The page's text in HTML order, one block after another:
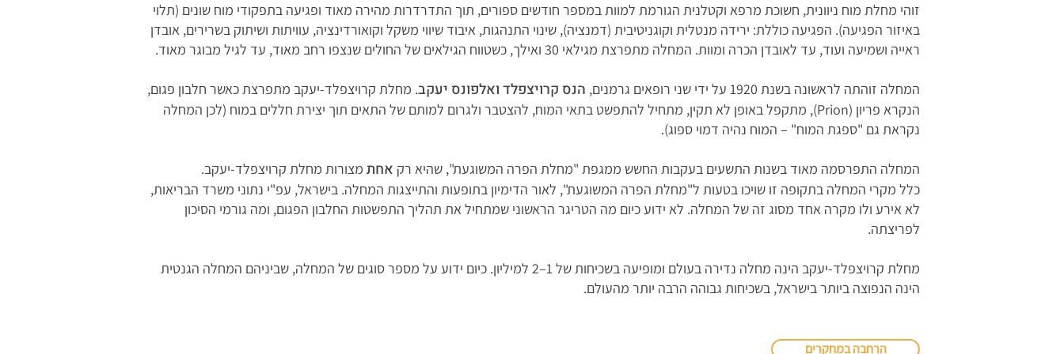
זוהי מחלת מוח ניוונית, חשוכת מרפא וקטלנית הגורמת למוות במספר חודשים ספורים, תוך התדרדרות מהירה מאוד ופגיעה בתפקודי מוח שונים (תלוי
באיזור הפגיעה). הפגיעה כוללת: ירידה מנטלית וקוגניטיבית (דמנציה), שינוי התנהגות, איבוד שיווי משקל וקואורדינציה, עוויתות ושיתוק בשרירים, אובדן
ראייה ושמיעה ועוד, עד לאובדן הכרה ומוות. המחלה מתפרצת מגילאי 30 ואילך, כשטווח הגילאים של החולים שנצפו רחב מאוד, עד לגיל מבוגר מאוד.
המחלה זוהתה לראשונה בשנת 1920 על ידי שני רופאים גרמנים, הנס קרויצפלד ואלפונס יעקב. מחלת קרויצפלד-יעקב מתפרצת כאשר חלבון פגום,
הנקרא פריון (Prion), מתקפל באופן לא תקין, מתחיל להתפשט בתאי המוח, להצטבר ולגרום למותם של התאים תוך יצירת חללים במוח (לכן המחלה
נקראת גם "ספגת המוח" – המוח נהיה דמוי ספוג).
המחלה התפרסמה מאוד בשנות התשעים בעקבות החשש ממגפת "מחלת הפרה המשוגעת", שהיא רק אחת מצורות מחלת קרויצפלד-יעקב.
כלל מקרי המחלה בתקופה זו שויכו בטעות ל"מחלת הפרה המשוגעת", לאור הדימיון בתופעות והתייצגות המחלה. בישראל, עפ"י נתוני משרד הבריאות,
לא אירע ולו מקרה אחד מסוג זה של המחלה. לא ידוע כיום מה הטריגר הראשוני שמתחיל את תהליך התפשטות החלבון הפגום, ומה גורמי הסיכון
לפריצתה.
מחלת קרויצפלד-יעקב הינה מחלה נדירה בעולם ומופיעה בשכיחות של 1–2 למיליון. כיום ידוע על מספר סוגים של המחלה, שביניהם המחלה הגנטית
הינה הנפוצה ביותר בישראל, בשכיחות גבוהה הרבה יותר מהעולם.
הרחבה במחקרים